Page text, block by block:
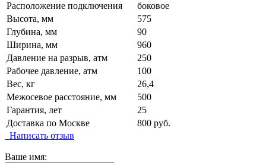
Расположение подключения
боковое
Высота, мм
575
Глубина, мм
90
Ширина, мм
960
Давление на разрыв, атм
250
Рабочее давление, атм
100
Вес, кг
26,4
Межосевое расстояние, мм
500
Гарантия, лет
25
Доставка по Москве
800 руб.
Написать отзыв
Ваше имя: